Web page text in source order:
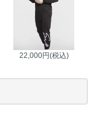
22,000円(税込)